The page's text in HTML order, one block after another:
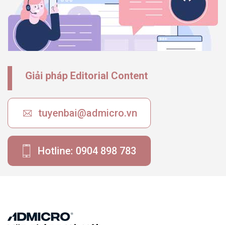
Giải pháp Editorial Content
tuyenbai@admicro.vn
Hotline: 0904 898 783